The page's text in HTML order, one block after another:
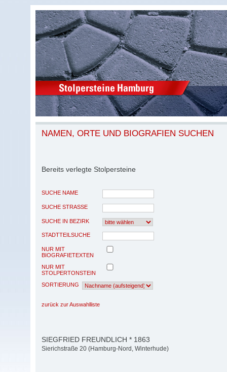
NAMEN, ORTE UND BIOGRAFIEN SUCHEN
Bereits verlegte Stolpersteine
SUCHE NAME
SUCHE STRASSE
SUCHE IN BEZIRK
STADTTEILSUCHE
NUR MIT
BIOGRAFIETEXTEN
NUR MIT
STOLPERTONSTEIN
SORTIERUNG
zurück zur Auswahlliste
SIEGFRIED FREUNDLICH * 1863
Sierichstraße 20 (Hamburg-Nord, Winterhude)